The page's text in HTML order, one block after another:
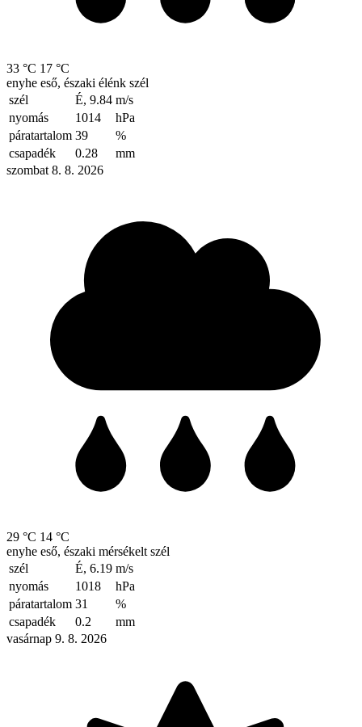
33 °C 17 °C
enyhe eső, északi élénk szél
szél
É, 9.84 m/s
nyomás
1014
hPa
páratartalom 39
%
csapadék
0.28
mm
szombat 8. 8. 2026
29 °C 14 °C
enyhe eső, északi mérsékelt szél
szél
É, 6.19 m/s
nyomás
1018
hPa
páratartalom 31
%
csapadék
0.2
mm
vasárnap 9. 8. 2026